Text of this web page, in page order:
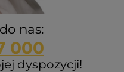
nas:
000
dyspozycji!